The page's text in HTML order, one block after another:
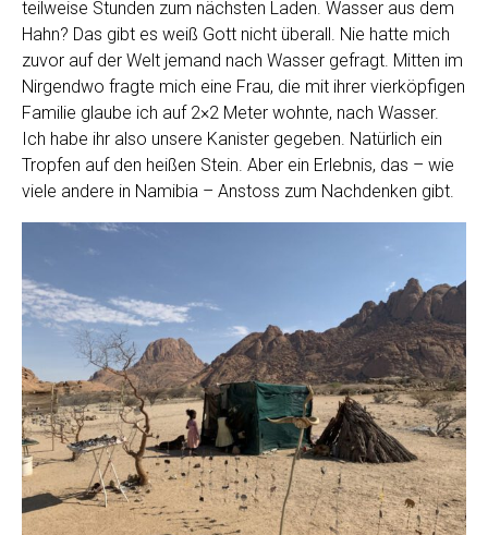
teilweise Stunden zum nächsten Laden. Wasser aus dem
Hahn? Das gibt es weiß Gott nicht überall. Nie hatte mich
zuvor auf der Welt jemand nach Wasser gefragt. Mitten im
Nirgendwo fragte mich eine Frau, die mit ihrer vierköpfigen
Familie glaube ich auf 2×2 Meter wohnte, nach Wasser.
Ich habe ihr also unsere Kanister gegeben. Natürlich ein
Tropfen auf den heißen Stein. Aber ein Erlebnis, das – wie
viele andere in Namibia – Anstoss zum Nachdenken gibt.